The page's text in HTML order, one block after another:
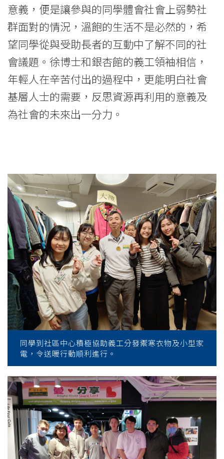
香
港
浸
會
大
學
意義，便是讓參與的同學體會社會上弱勢社
群面對的情況，溫飽的生活不是必然的，希
望同學從與受助長者的互動中了解不同的社
會議題。徐博士和銀杏館的義工領袖相信，
年輕人在辛苦付出的過程中，更能明白社會
基層人士的需要，反思資源再利用的意義及
為社會的未來出一分力。
同學到社區中心積極協助義工分發禦寒衣物及小型家
電，令送暖行動順利進行。